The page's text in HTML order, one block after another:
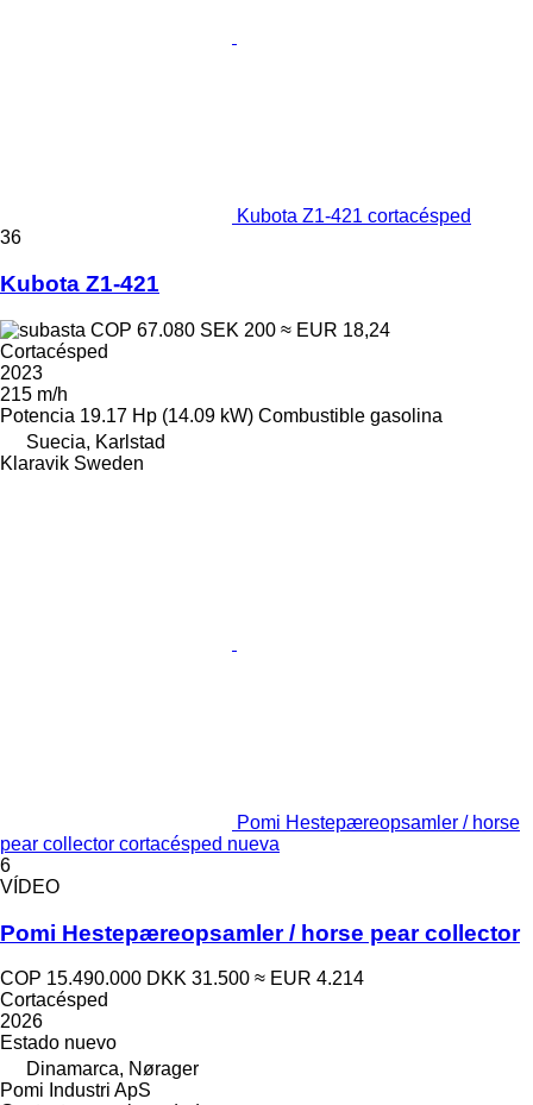
Kubota Z1-421 cortacésped
36
Kubota Z1-421
COP 67.080 SEK 200 ≈ EUR 18,24
Cortacésped
2023
215 m/h
Potencia 19.17 Hp (14.09 kW) Combustible gasolina
Suecia, Karlstad
Klaravik Sweden
Pomi Hestepæreopsamler / horse
pear collector cortacésped nueva
6
VÍDEO
Pomi Hestepæreopsamler / horse pear collector
COP 15.490.000 DKK 31.500 ≈ EUR 4.214
Cortacésped
2026
Estado nuevo
Dinamarca, Nørager
Pomi Industri ApS